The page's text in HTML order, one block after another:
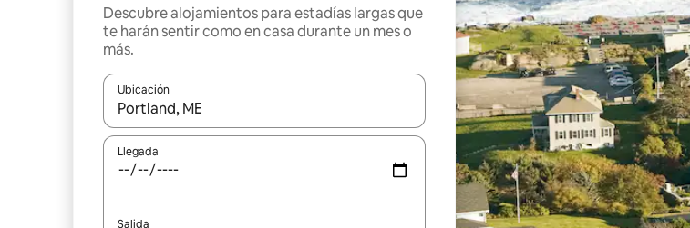
Descubre alojamientos para estadías largas que
te harán sentir como en casa durante un mes o
más.
Ubicación
Cuando los resultados estén disponibles, navega con las teclas de flecha hacia arriba y hacia
Llegada
Salida